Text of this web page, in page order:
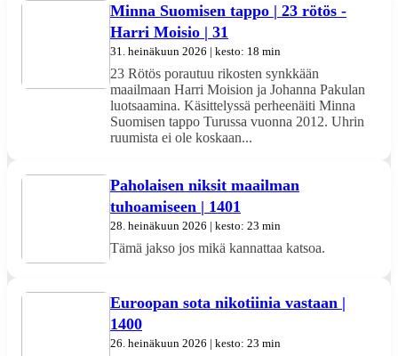
Minna Suomisen tappo | 23 rötös -
Harri Moisio | 31
31. heinäkuun 2026 | kesto: 18 min
23 Rötös porautuu rikosten synkkään
maailmaan Harri Moision ja Johanna Pakulan
luotsaamina. Käsittelyssä perheenäiti Minna
Suomisen tappo Turussa vuonna 2012. Uhrin
ruumista ei ole koskaan...
Paholaisen niksit maailman
tuhoamiseen | 1401
28. heinäkuun 2026 | kesto: 23 min
Tämä jakso jos mikä kannattaa katsoa.
Euroopan sota nikotiinia vastaan |
1400
26. heinäkuun 2026 | kesto: 23 min